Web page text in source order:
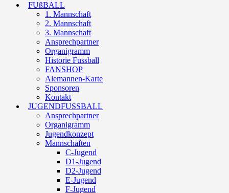
FUßBALL
1. Mannschaft
2. Mannschaft
3. Mannschaft
Ansprechpartner
Organigramm
Historie Fussball
FANSHOP
Alemannen-Karte
Sponsoren
Kontakt
JUGENDFUSSBALL
Ansprechpartner
Organigramm
Jugendkonzept
Mannschaften
C-Jugend
D1-Jugend
D2-Jugend
E-Jugend
F-Jugend